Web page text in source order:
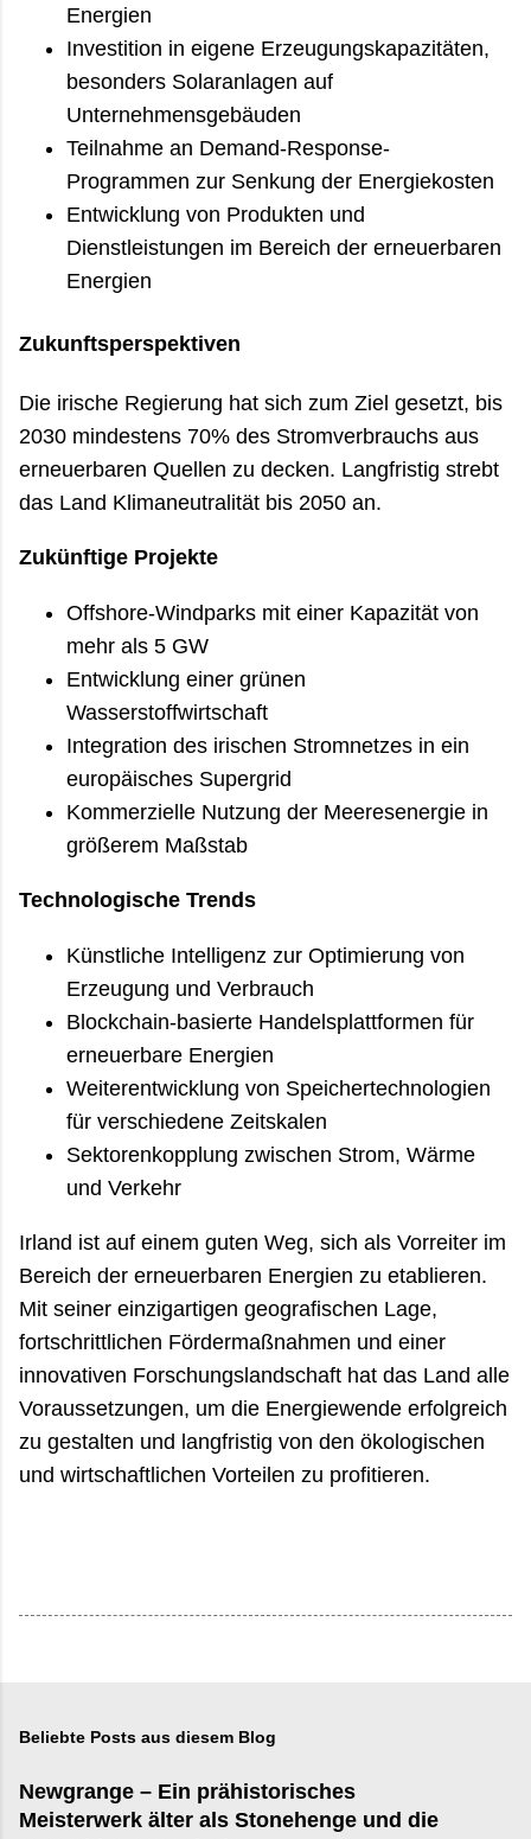
Energien
Investition in eigene Erzeugungskapazitäten,
besonders Solaranlagen auf
Unternehmensgebäuden
Teilnahme an Demand-Response-
Programmen zur Senkung der Energiekosten
Entwicklung von Produkten und
Dienstleistungen im Bereich der erneuerbaren
Energien
Zukunftsperspektiven
Die irische Regierung hat sich zum Ziel gesetzt, bis
2030 mindestens 70% des Stromverbrauchs aus
erneuerbaren Quellen zu decken. Langfristig strebt
das Land Klimaneutralität bis 2050 an.
Zukünftige Projekte
Offshore-Windparks mit einer Kapazität von
mehr als 5 GW
Entwicklung einer grünen
Wasserstoffwirtschaft
Integration des irischen Stromnetzes in ein
europäisches Supergrid
Kommerzielle Nutzung der Meeresenergie in
größerem Maßstab
Technologische Trends
Künstliche Intelligenz zur Optimierung von
Erzeugung und Verbrauch
Blockchain-basierte Handelsplattformen für
erneuerbare Energien
Weiterentwicklung von Speichertechnologien
für verschiedene Zeitskalen
Sektorenkopplung zwischen Strom, Wärme
und Verkehr
Irland ist auf einem guten Weg, sich als Vorreiter im
Bereich der erneuerbaren Energien zu etablieren.
Mit seiner einzigartigen geografischen Lage,
fortschrittlichen Fördermaßnahmen und einer
innovativen Forschungslandschaft hat das Land alle
Voraussetzungen, um die Energiewende erfolgreich
zu gestalten und langfristig von den ökologischen
und wirtschaftlichen Vorteilen zu profitieren.
Beliebte Posts aus diesem Blog
Newgrange – Ein prähistorisches
Meisterwerk älter als Stonehenge und die